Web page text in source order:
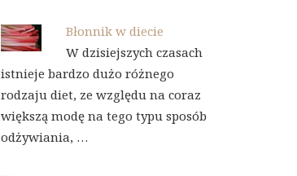
Błonnik w diecie
W dzisiejszych czasach
istnieje bardzo dużo różnego
rodzaju diet, ze względu na coraz
większą modę na tego typu sposób
odżywiania, …